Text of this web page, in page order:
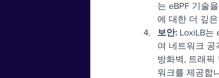
는 eBPF 기술
에 대한 더 깊
보안: LoxiLB는
여 네트워크 공
방화벽, 트래픽
워크를 제공합